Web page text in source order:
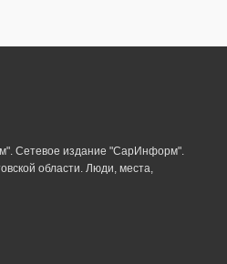
Сетевое издание "СарИнформ".
области. Люди, места,